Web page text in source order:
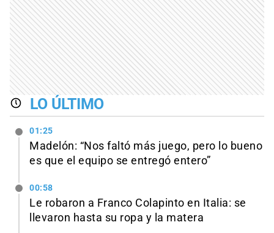
LO ÚLTIMO
01:25
Madelón: “Nos faltó más juego, pero lo bueno
es que el equipo se entregó entero”
00:58
Le robaron a Franco Colapinto en Italia: se
llevaron hasta su ropa y la matera